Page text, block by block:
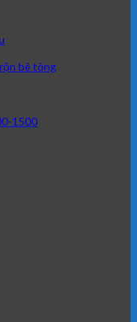
bê tông
1500